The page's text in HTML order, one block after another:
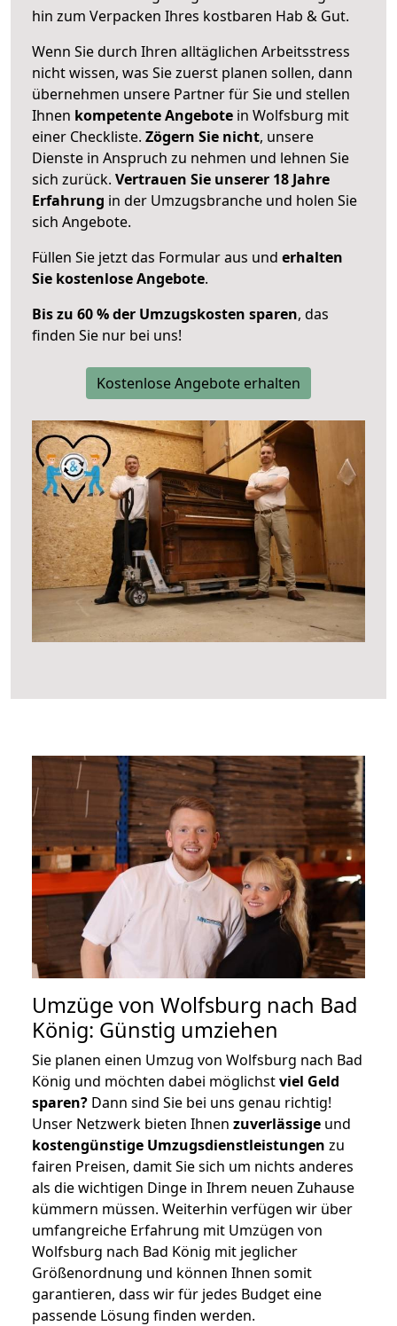
hin zum Verpacken Ihres kostbaren Hab & Gut.
Wenn Sie durch Ihren alltäglichen Arbeitsstress
nicht wissen, was Sie zuerst planen sollen, dann
übernehmen unsere Partner für Sie und stellen
Ihnen kompetente Angebote in Wolfsburg mit
einer Checkliste. Zögern Sie nicht, unsere
Dienste in Anspruch zu nehmen und lehnen Sie
sich zurück. Vertrauen Sie unserer 18 Jahre
Erfahrung in der Umzugsbranche und holen Sie
sich Angebote.
Füllen Sie jetzt das Formular aus und erhalten
Sie kostenlose Angebote.
Bis zu 60 % der Umzugskosten sparen, das
finden Sie nur bei uns!
Kostenlose Angebote erhalten
Umzüge von Wolfsburg nach Bad
König: Günstig umziehen
Sie planen einen Umzug von Wolfsburg nach Bad
König und möchten dabei möglichstviel Geld
sparen? Dann sind Sie bei uns genau richtig!
Unser Netzwerk bieten Ihnen zuverlässige und
kostengünstige Umzugsdienstleistungen zu
fairen Preisen, damit Sie sich um nichts anderes
als die wichtigen Dinge in Ihrem neuen Zuhause
kümmern müssen. Weiterhin verfügen wir über
umfangreiche Erfahrung mit Umzügen von
Wolfsburg nach Bad König mit jeglicher
Größenordnung und können Ihnen somit
garantieren, dass wir für jedes Budget eine
passende Lösung finden werden.